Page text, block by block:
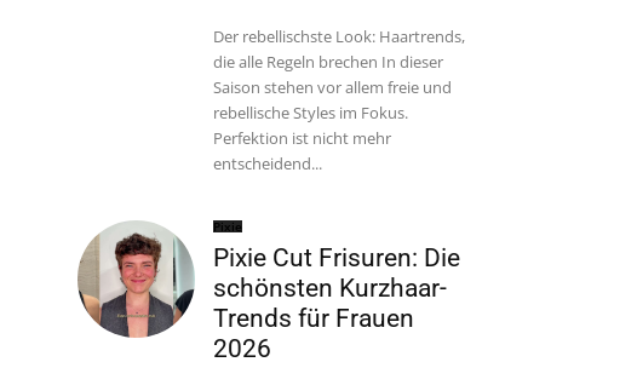
Der rebellischste Look: Haartrends,
die alle Regeln brechen In dieser
Saison stehen vor allem freie und
rebellische Styles im Fokus.
Perfektion ist nicht mehr
entscheidend...
Pixie
Pixie Cut Frisuren: Die
schönsten Kurzhaar-
Trends für Frauen
2026